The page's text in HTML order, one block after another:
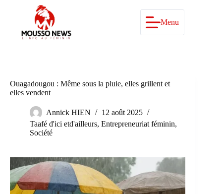
Menu
Ouagadougou : Même sous la pluie, elles grillent et
elles vendent
Annick HIEN
12 août 2025
Taafé d'ici etd'ailleurs, Entrepreneuriat féminin,
Société